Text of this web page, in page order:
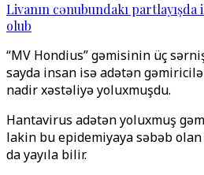
Livanın cənubundakı
olub
“MV Hondius” gəmisinin üç
sayda insan isə adətən
nadir xəstəliyə yoluxmuşdu.
Hantavirus adətən yoluxmuş
lakin bu epidemiyaya səbəb
da yayıla bilir.